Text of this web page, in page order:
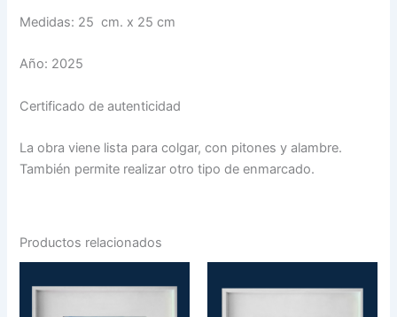
Medidas: 25 cm. x 25 cm
Año: 2025
Certificado de autenticidad
La obra viene lista para colgar, con pitones y alambre.
También permite realizar otro tipo de enmarcado.
Productos relacionados